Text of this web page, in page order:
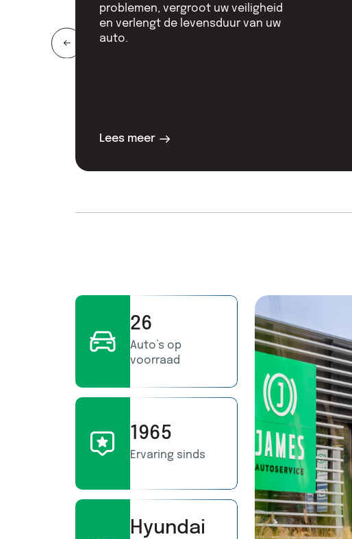
problemen, vergroot uw veiligheid
en verlengt de levensduur van uw
auto.
Lees meer
26
Auto’s op
voorraad
1965
Ervaring sinds
Hyundai